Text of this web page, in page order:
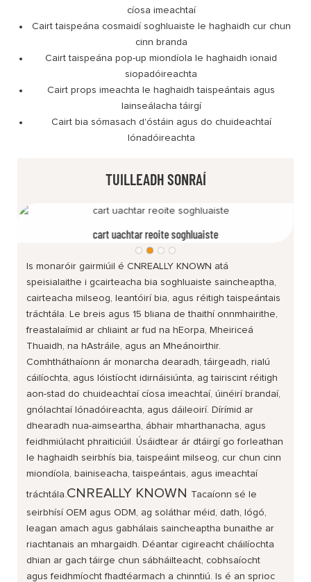
cíosa imeachtaí
Cairt taispeána cosmaidí soghluaiste le haghaidh cur chun
cinn branda
Cairt taispeána pop-up miondíola le haghaidh ionaid
siopadóireachta
Cairt props imeachta le haghaidh taispeántais agus
lainseálacha táirgí
Cairt bia sómasach d'óstáin agus do chuideachtaí
lónadóireachta
TUILLEADH SONRAÍ
cart uachtar reoite soghluaiste
Is monaróir gairmiúil é CNREALLY KNOWN atá
speisialaithe i gcairteacha bia soghluaiste saincheaptha,
cairteacha milseog, leantóirí bia, agus réitigh taispeántais
tráchtála. Le breis agus 15 bliana de thaithí onnmhairithe,
freastalaímid ar chliaint ar fud na hEorpa, Mheiriceá
Thuaidh, na hAstráile, agus an Mheánoirthir.
Comhtháthaíonn ár monarcha dearadh, táirgeadh, rialú
cáilíochta, agus lóistíocht idirnáisiúnta, ag tairiscint réitigh
aon-stad do chuideachtaí cíosa imeachtaí, úinéirí brandaí,
gnólachtaí lónadóireachta, agus dáileoirí. Dírímid ar
dhearadh nua-aimseartha, ábhair mharthanacha, agus
feidhmiúlacht phraiticiúil. Úsáidtear ár dtáirgí go forleathan
le haghaidh seirbhís bia, taispeáint milseog, cur chun cinn
miondíola, bainiseacha, taispeántais, agus imeachtaí
tráchtála. CNREALLY KNOWN Tacaíonn sé le
seirbhísí OEM agus ODM, ag soláthar méid, dath, lógó,
leagan amach agus gabhálais saincheaptha bunaithe ar
riachtanais an mhargaidh. Déantar cigireacht cháilíochta
dhian ar gach táirge chun sábháilteacht, cobhsaíocht
agus feidhmíocht fhadtéarmach a chinntiú. Is é an sprioc